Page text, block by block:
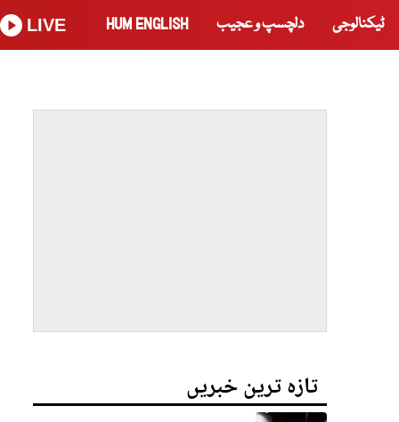
ٹیکنالوجی دلچسپ و عجیب HUM ENGLISH
LIVE
تازہ ترین خبریں